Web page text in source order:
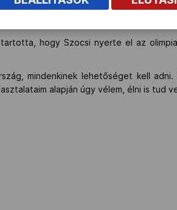
óra alatt meg lehet szokni ezeket az
hogy Szocsi nyerte el az
mindenkinek lehetőséget kell
alapján úgy vélem, élni is tud